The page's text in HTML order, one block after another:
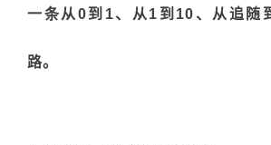
一条从0到1、从1到10、从追随
路。